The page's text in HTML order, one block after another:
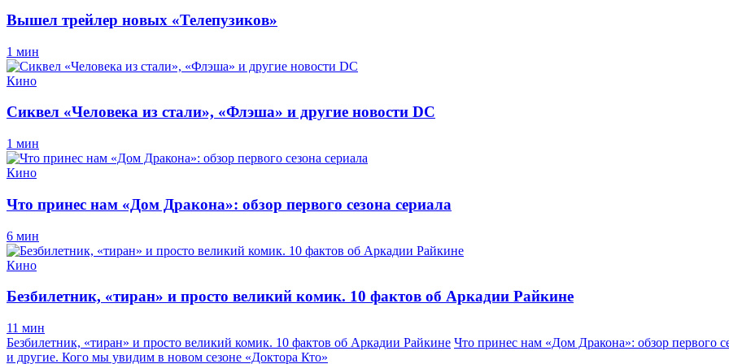
Вышел трейлер новых «Телепузиков»
1 мин
Кино
Сиквел «Человека из стали», «Флэша» и другие новости DC
1 мин
Кино
Что принес нам «Дом Дракона»: обзор первого сезона сериала
6 мин
Кино
Безбилетник, «тиран» и просто великий комик. 10 фактов об Аркадии Райкине
11 мин
Безбилетник, «тиран» и просто великий комик. 10 фактов об Аркадии Райкине Что принес нам «Дом Дракона»: обзор первого
и другие. Кого мы увидим в новом сезоне «Доктора Кто»